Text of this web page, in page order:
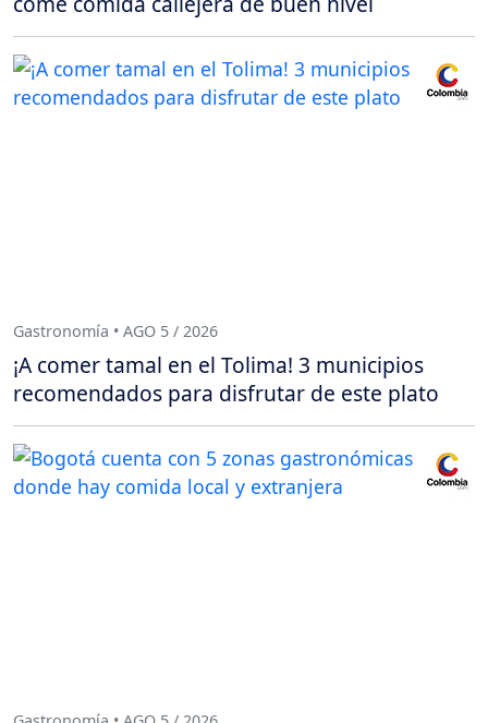
Gastronomía • AGO 5 / 2026
¡A comer tamal en el Tolima! 3 municipios
recomendados para disfrutar de este plato